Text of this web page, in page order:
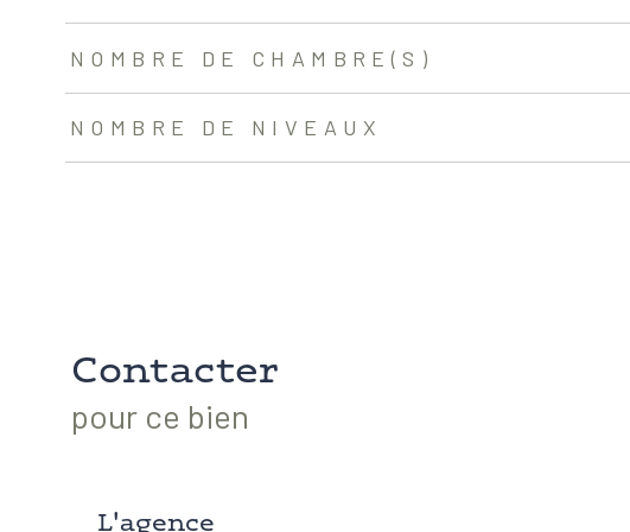
NOMBRE DE CHAMBRE(S)
NOMBRE DE NIVEAUX
Contacter
pour ce bien
L'agence